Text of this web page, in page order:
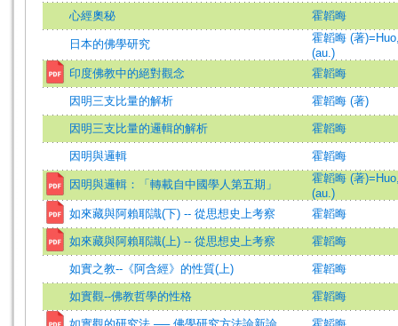
心經奧秘 霍韜晦
日本的佛學研究
霍韜晦 (著
(au.)
印度佛教中的絕對觀念
霍韜晦
因明三支比量的解析 霍韜晦 (著)
因明三支比量的邏輯的解析 霍韜晦
因明與邏輯 霍韜晦
因明與邏輯：「轉載自中國學人第五期」
霍韜晦 (著
(au.)
如來藏與阿賴耶識(下) -- 從思想史上考察
霍韜晦
如來藏與阿賴耶識(上) -- 從思想史上考察 霍韜晦
如實之教--《阿含經》的性質(上) 霍韜晦
如實觀--佛教哲學的性格 霍韜晦